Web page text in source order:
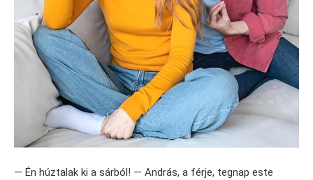
— Én húztalak ki a sárból! — András, a férje, tegnap este